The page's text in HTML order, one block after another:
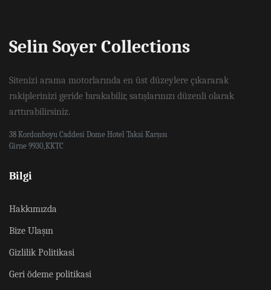
Selin Soyer Collections
Sitenizi arama motorlarında en üst düzeylere çıkararak
rakiplerinizi geride bırakabilir, satışlarınızı düzenli olarak
arttırabilirsiniz.
38 Kordonboyu Caddesi Dome Hotel Taksi Karşısı
Girne 9930,KKTC
Bilgi
Hakkımızda
Bize Ulaşın
Gizlilik Politikasi
Geri ödeme politikasi